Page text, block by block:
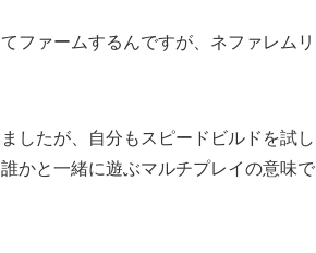
ファームするんですが、ネファレムリ
したが、自分もスピードビルドを試し
かと一緒に遊ぶマルチプレイの意味で